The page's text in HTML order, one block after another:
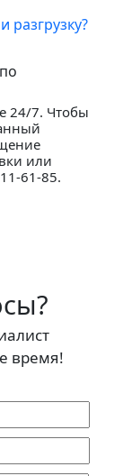
разгрузку?
24/7. Чтобы
или
61-85.
время!